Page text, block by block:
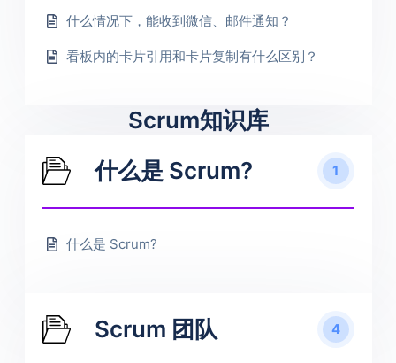
什么情况下，能收到微信、邮件通知？
看板内的卡片引用和卡片复制有什么区别？
Scrum知识库
什么是 Scrum?
1
什么是 Scrum?
Scrum 团队 4